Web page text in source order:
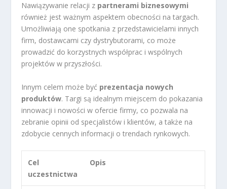
Nawiązywanie relacji z partnerami biznesowymi
również jest ważnym aspektem obecności na targach.
Umożliwiają one spotkania z przedstawicielami innych
firm, dostawcami czy dystrybutorami, co może
prowadzić do korzystnych współprac i wspólnych
projektów w przyszłości.
Innym celem może być prezentacja nowych
produktów. Targi są idealnym miejscem do pokazania
innowacji i nowości w ofercie firmy, co pozwala na
zebranie opinii od specjalistów i klientów, a także na
zdobycie cennych informacji o trendach rynkowych.
Cel
uczestnictwa
Opis